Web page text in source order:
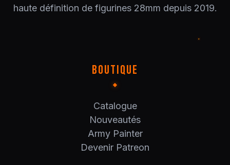
haute définition de figurines 28mm depuis 2019.
BOUTIQUE
Catalogue
Nouveautés
Army Painter
Devenir Patreon